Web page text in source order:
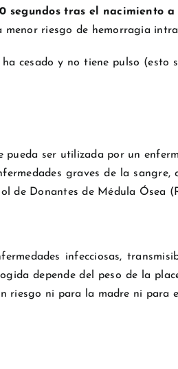
segundos tras el nacimiento
riesgo de hemorragia
cesado y no tiene pulso (esto
ser utilizada por un
graves de la sangre,
de Donantes de Médula Ósea
infecciosas,
depende del peso de la
riesgo ni para la madre ni para